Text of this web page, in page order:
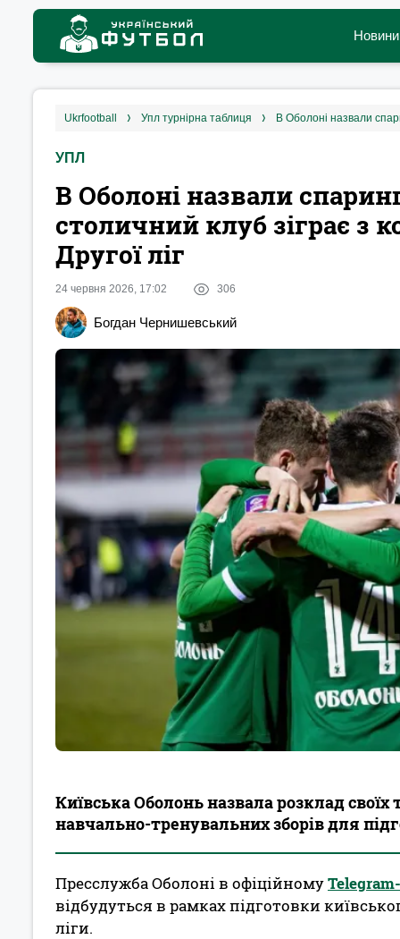
Новини
ukrfootball упл турнірна таблиця
УПЛ
В Оболоні назвали
столичний клуб зіграє з
Другої ліг
24 червня 2026, 17:02 306
Богдан Чернишевський
Київська Оболонь назвала розклад
навчально-тренувальних зборів для
Пресслужба Оболоні в офіційному
відбудуться в рамках підготовки
ліги.